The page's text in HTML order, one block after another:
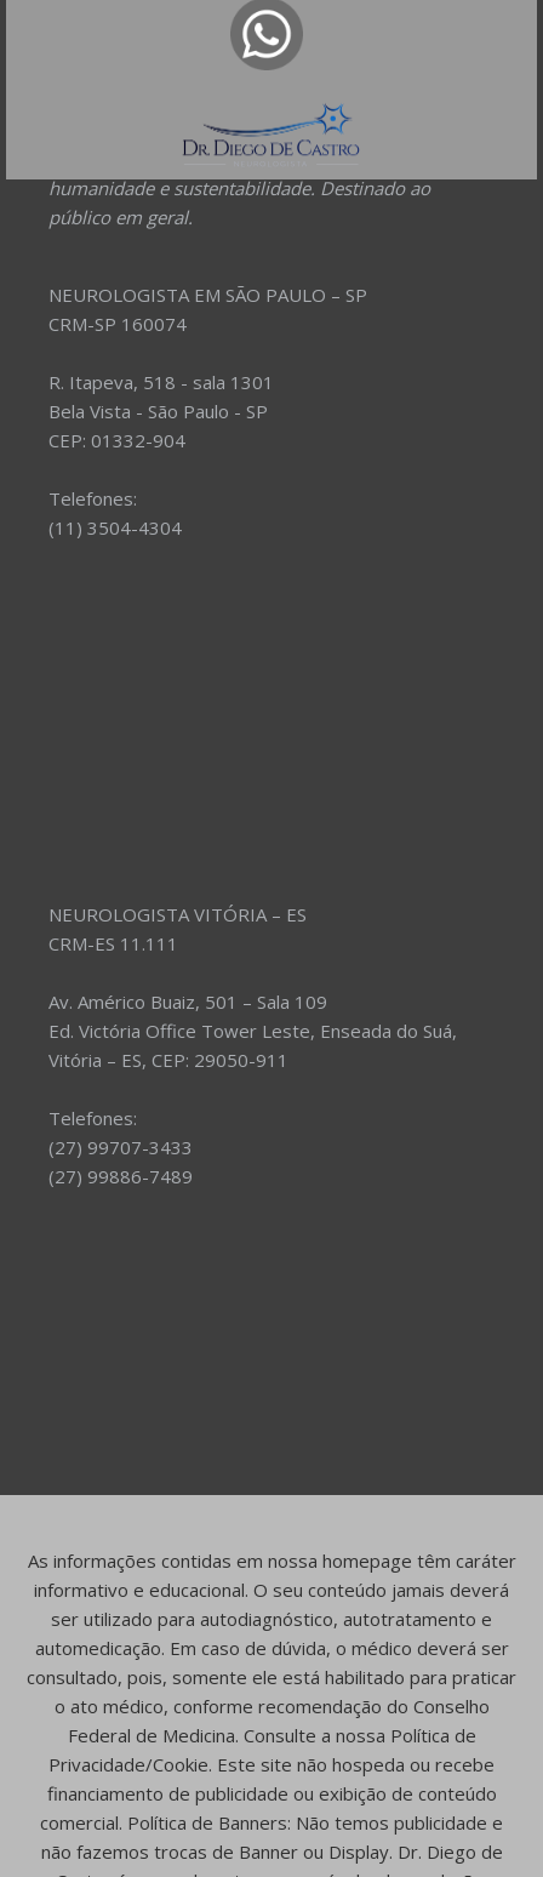
Diretor Clínico Autor e Responsável Técnico pelo Site
Prover Soluções cada vez mais
completas de forma facilitada para a gestão da saúde
e o bem-estar das pessoas, com excelência,
humanidade e sustentabilidade. Destinado ao
público em geral.
NEUROLOGISTA EM SÃO PAULO – SP
CRM-SP 160074
R. Itapeva, 518 - sala 1301
Bela Vista - São Paulo - SP
CEP: 01332-904
Telefones:
(11) 3504-4304
NEUROLOGISTA VITÓRIA – ES
CRM-ES 11.111
Av. Américo Buaiz, 501 – Sala 109
Ed. Victória Office Tower Leste, Enseada do Suá,
Vitória – ES, CEP: 29050-911
Telefones:
(27) 99707-3433
(27) 99886-7489
As informações contidas em nossa homepage têm caráter
informativo e educacional. O seu conteúdo jamais deverá
ser utilizado para autodiagnóstico, autotratamento e
automedicação. Em caso de dúvida, o médico deverá ser
consultado, pois, somente ele está habilitado para praticar
o ato médico, conforme recomendação do Conselho
Federal de Medicina. Consulte a nossa Política de
Privacidade/Cookie. Este site não hospeda ou recebe
financiamento de publicidade ou exibição de conteúdo
comercial. Política de Banners: Não temos publicidade e
não fazemos trocas de Banner ou Display. Dr. Diego de